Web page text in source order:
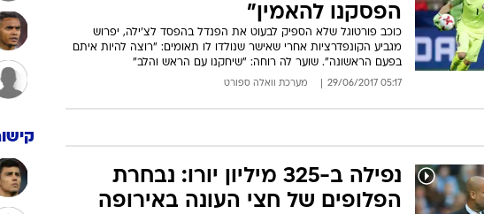
הפסקנו להאמין"
כוכב פורטוגל שלא הספיק לבעוט את הפנדל בהפסד לצ'ילה, יפרוש
מגביע הקונפדרציות אחרי שאישר שנולדו לו תאומים: "רוצה להיות איתם
בפעם הראשונה". שוער לה רוחה: "שיחקנו עם הראש והלב"
05:17 29/06/2017 מערכת וואלה ספורט
נפילה ב-325 מיליון יורו: נבחרת
הפלופים של חצי העונה באירופה